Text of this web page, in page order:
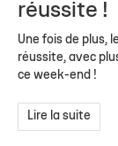
réussite !
Une fois de plus,
réussite, avec
ce week-end !
Lire la suite